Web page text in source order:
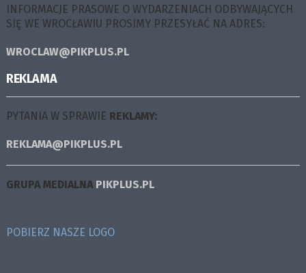
INFORMACJE PRASOWE O WYDARZENIACH ODBYWAJĄCYCH
SIĘ WE WROCŁAWIU PROSIMY PRZESYŁAĆ NA ADRES:
WROCLAW@PIKPLUS.PL
REKLAMA
PYTANIA W SPRAWIE REKLAMY:
REKLAMA@PIKPLUS.PL
GRUPA MEDIALNA PIKPLUS.PL
POBIERZ NASZE LOGO